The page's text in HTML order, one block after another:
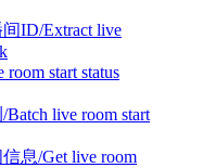
ID/Extract live
start status
live room start
息/Get live room